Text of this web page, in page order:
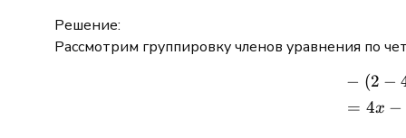
Решение:
Рассмотрим группировку членов уравнения по
− (2 −
= 4x −